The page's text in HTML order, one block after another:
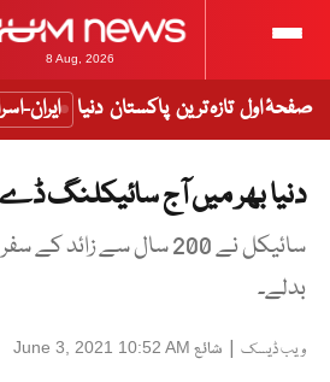
8 Aug, 2026
صفحۂ اول تازہ ترین پاکستان دنیا ایران-
دنیا بھر میں آج سائیکلنگ ڈے
سائیکل نے 200 سال سے زائد
بدلے۔
ویب ڈیسک | شائع June 3, 2021 10:52 AM